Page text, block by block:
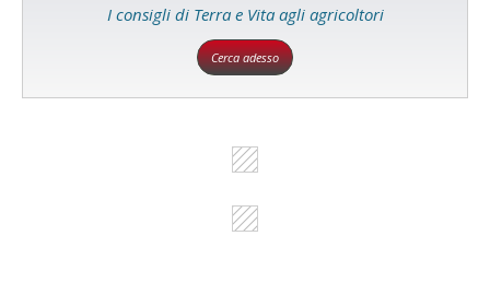
I consigli di Terra e Vita agli agricoltori
Cerca adesso